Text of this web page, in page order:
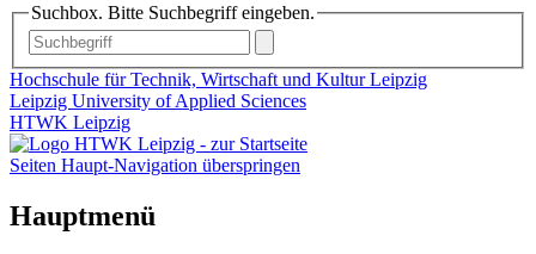
Suchbox. Bitte Suchbegriff eingeben.
Hochschule für Technik, Wirtschaft und Kultur Leipzig
Leipzig University of Applied Sciences
HTWK Leipzig
Seiten Haupt-Navigation überspringen
Hauptmenü